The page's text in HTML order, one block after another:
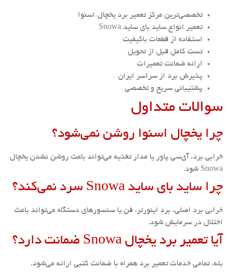
تخصصی‌ترین مرکز تعمیر برد یخچال اسنوا
تعمیر انواع ساید بای ساید Snowa
استفاده از قطعات باکیفیت
تست کامل قبل از تحویل
ارائه ضمانت تعمیرات
پذیرش برد از سراسر ایران
پشتیبانی سریع و تخصصی
سوالات متداول
چرا یخچال اسنوا روشن نمی‌شود؟
خرابی برد، آی‌سی پاور یا مدار تغذیه می‌تواند باعث روشن نشدن یخچال
Snowa شود.
چرا ساید بای ساید Snowa سرد نمی‌کند؟
خرابی برد اصلی، برد اینورتر، فن یا سنسورهای دستگاه می‌تواند باعث
اختلال در سرمایش شود.
آیا تعمیر برد یخچال Snowa ضمانت دارد؟
بله، تمامی خدمات تعمیر برد همراه با ضمانت کتبی ارائه می‌شود.